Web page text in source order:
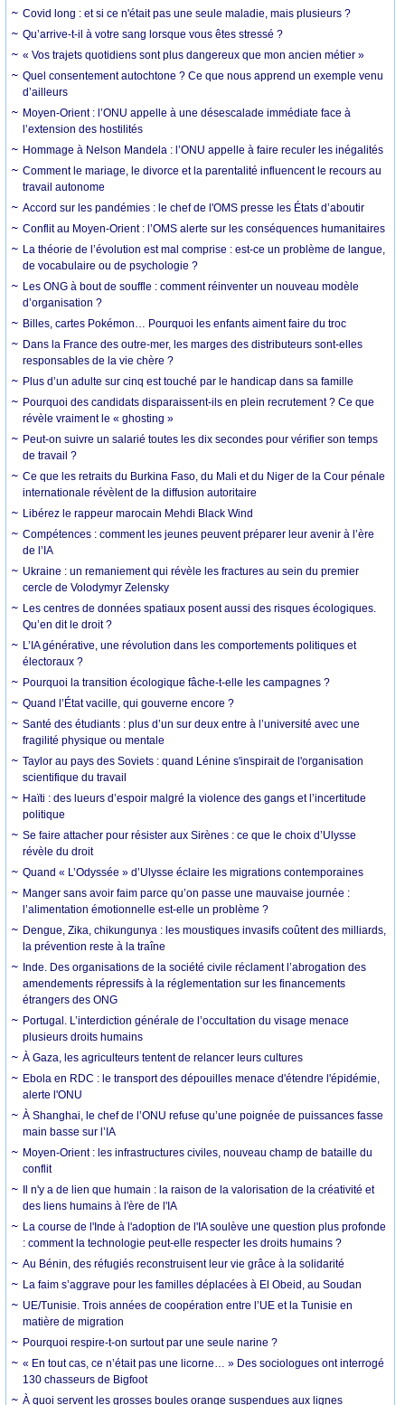
Covid long : et si ce n'était pas une seule maladie, mais plusieurs ?
Qu’arrive-t-il à votre sang lorsque vous êtes stressé ?
« Vos trajets quotidiens sont plus dangereux que mon ancien métier »
Quel consentement autochtone ? Ce que nous apprend un exemple venu
d’ailleurs
Moyen-Orient : l’ONU appelle à une désescalade immédiate face à
l’extension des hostilités
Hommage à Nelson Mandela : l’ONU appelle à faire reculer les inégalités
Comment le mariage, le divorce et la parentalité influencent le recours au
travail autonome
Accord sur les pandémies : le chef de l'OMS presse les États d’aboutir
Conflit au Moyen-Orient : l’OMS alerte sur les conséquences humanitaires
La théorie de l’évolution est mal comprise : est-ce un problème de langue,
de vocabulaire ou de psychologie ?
Les ONG à bout de souffle : comment réinventer un nouveau modèle
d’organisation ?
Billes, cartes Pokémon… Pourquoi les enfants aiment faire du troc
Dans la France des outre-mer, les marges des distributeurs sont-elles
responsables de la vie chère ?
Plus d’un adulte sur cinq est touché par le handicap dans sa famille
Pourquoi des candidats disparaissent-ils en plein recrutement ? Ce que
révèle vraiment le « ghosting »
Peut-on suivre un salarié toutes les dix secondes pour vérifier son temps
de travail ?
Ce que les retraits du Burkina Faso, du Mali et du Niger de la Cour pénale
internationale révèlent de la diffusion autoritaire
Libérez le rappeur marocain Mehdi Black Wind
Compétences : comment les jeunes peuvent préparer leur avenir à l’ère
de l’IA
Ukraine : un remaniement qui révèle les fractures au sein du premier
cercle de Volodymyr Zelensky
Les centres de données spatiaux posent aussi des risques écologiques.
Qu’en dit le droit ?
L’IA générative, une révolution dans les comportements politiques et
électoraux ?
Pourquoi la transition écologique fâche-t-elle les campagnes ?
Quand l’État vacille, qui gouverne encore ?
Santé des étudiants : plus d’un sur deux entre à l’université avec une
fragilité physique ou mentale
Taylor au pays des Soviets : quand Lénine s'inspirait de l'organisation
scientifique du travail
Haïti : des lueurs d’espoir malgré la violence des gangs et l’incertitude
politique
Se faire attacher pour résister aux Sirènes : ce que le choix d’Ulysse
révèle du droit
Quand « L’Odyssée » d’Ulysse éclaire les migrations contemporaines
Manger sans avoir faim parce qu’on passe une mauvaise journée :
l’alimentation émotionnelle est-elle un problème ?
Dengue, Zika, chikungunya : les moustiques invasifs coûtent des milliards,
la prévention reste à la traîne
Inde. Des organisations de la société civile réclament l’abrogation des
amendements répressifs à la réglementation sur les financements
étrangers des ONG
Portugal. L’interdiction générale de l’occultation du visage menace
plusieurs droits humains
À Gaza, les agriculteurs tentent de relancer leurs cultures
Ebola en RDC : le transport des dépouilles menace d'étendre l'épidémie,
alerte l'ONU
À Shanghai, le chef de l’ONU refuse qu’une poignée de puissances fasse
main basse sur l’IA
Moyen-Orient : les infrastructures civiles, nouveau champ de bataille du
conflit
Il n'y a de lien que humain : la raison de la valorisation de la créativité et
des liens humains à l'ère de l'IA
La course de l'Inde à l'adoption de l'IA soulève une question plus profonde
: comment la technologie peut-elle respecter les droits humains ?
Au Bénin, des réfugiés reconstruisent leur vie grâce à la solidarité
La faim s’aggrave pour les familles déplacées à El Obeid, au Soudan
UE/Tunisie. Trois années de coopération entre l’UE et la Tunisie en
matière de migration
Pourquoi respire-t-on surtout par une seule narine ?
« En tout cas, ce n’était pas une licorne… » Des sociologues ont interrogé
130 chasseurs de Bigfoot
À quoi servent les grosses boules orange suspendues aux lignes